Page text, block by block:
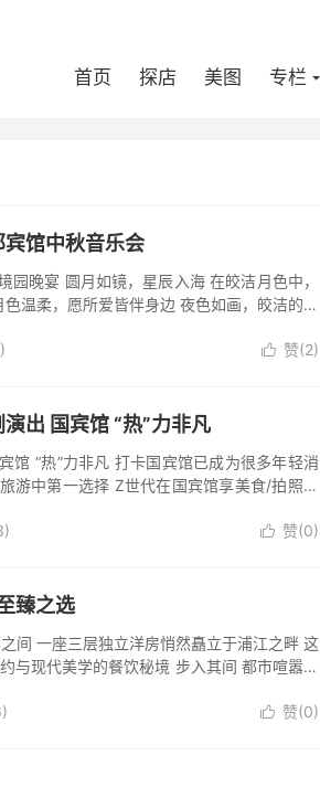
首页 探店 美图 专栏
馆中秋音乐会
晚宴 圆月如镜，星辰入海 在皎洁月色中，
温柔，愿所爱皆伴身边 夜色如画，皎洁的月
 赞(2)
出 国宾馆 “热”力非凡
“热”力非凡 打卡国宾馆已成为很多年轻消
游中第一选择 Z世代在国宾馆享美食/拍照打
 赞(0)
臻之选
间 一座三层独立洋房悄然矗立于浦江之畔 这
与现代美学的餐饮秘境 步入其间 都市喧嚣如
 赞(0)